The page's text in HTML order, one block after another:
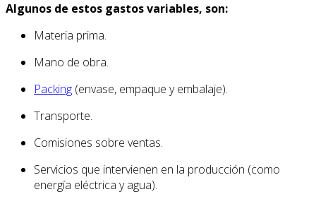
Algunos de estos gastos variables, son:
Materia prima.
Mano de obra.
Packing (envase, empaque y embalaje).
Transporte.
Comisiones sobre ventas.
Servicios que intervienen en la producción (como
energía eléctrica y agua).